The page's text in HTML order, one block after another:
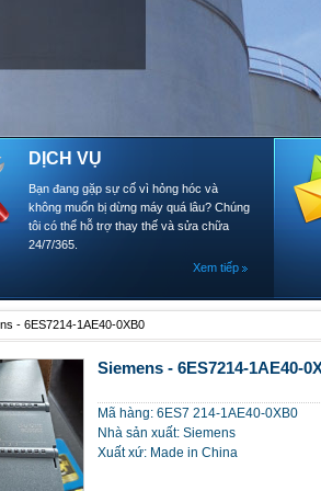
DỊCH VỤ
Bạn đang gặp sự cố vì hỏng hóc và
không muốn bị dừng máy quá lâu? Chúng
tôi có thể hỗ trợ thay thế và sửa chữa
24/7/365.
Xem tiếp
- 6ES7214-1AE40-0XB0
Siemens - 6ES7214-1AE40-
Mã hàng: 6ES7 214-1AE40-0XB0
Nhà sản xuất: Siemens
Xuất xứ: Made in China